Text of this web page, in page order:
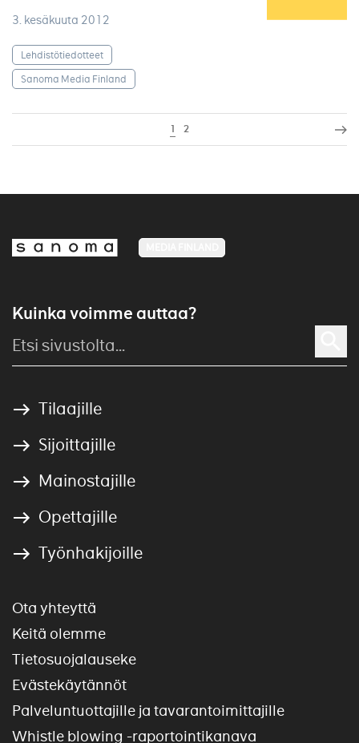
3. kesäkuuta 2012
Lehdistötiedotteet
Sanoma Media Finland
1 2
Kuinka voimme auttaa?
Tilaajille
Sijoittajille
Mainostajille
Opettajille
Työnhakijoille
Ota yhteyttä
Keitä olemme
Tietosuojalauseke
Evästekäytännöt
Palveluntuottajille ja tavarantoimittajille
Whistle blowing -raportointikanava